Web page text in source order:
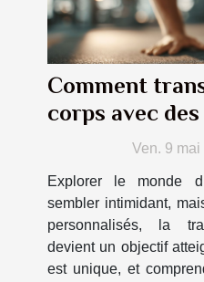
Comment
corps avec
de fitnessVen. 9 mai
Explorer le monde
sembler intimidant,
personnalisés, la
devient un objectif
est unique, et